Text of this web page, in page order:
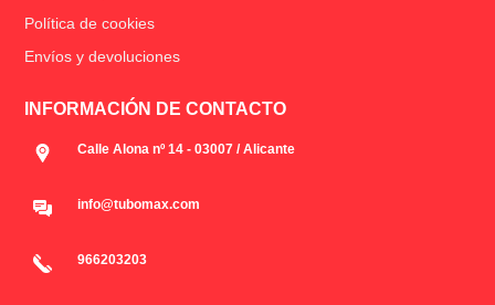
Política de cookies
Envíos y devoluciones
INFORMACIÓN DE CONTACTO
Calle Alona nº 14 - 03007 / Alicante
info@tubomax.com
966203203